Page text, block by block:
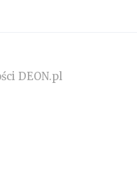
DEON.pl